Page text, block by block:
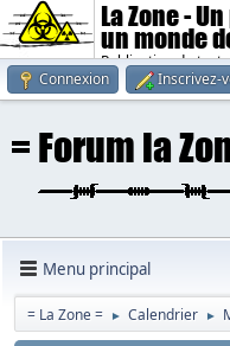
La Zone -
un monde
Publication de
Connexion
Inscrivez-
Menu principal
= La Zone = ► Calendrier ►